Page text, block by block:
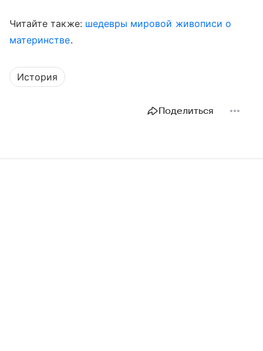
Читайте также: шедевры мировой живописи о
материнстве.
История
Поделиться